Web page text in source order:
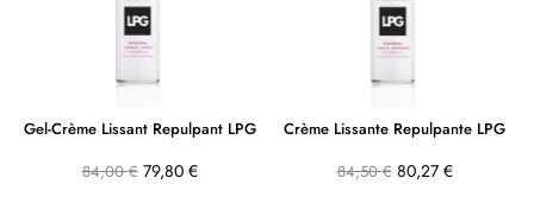
Gel-Crème Lissant Repulpant LPG
84,00€ 79,80 €
Crème Lissante Repulpante LPG
84,50€ 80,27 €